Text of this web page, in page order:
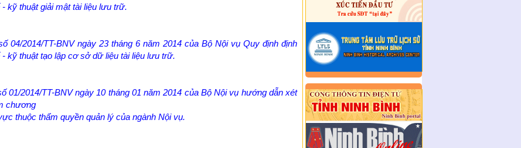
kỹ thuật giải mật tài liệu lưu trữ.
04/2014/TT-BNV ngày 23 tháng 6 năm 2014 của Bộ Nội vụ Quy định định
kỹ thuật tạo lập cơ sở dữ liệu tài liệu lưu trữ.
01/2014/TT-BNV ngày 10 tháng 01 năm 2014 của Bộ Nội vụ hướng dẫn xét
chương
thuộc thẩm quyền quản lý của ngành Nội vụ.
Công văn về tăng cường công
tác quản lý, thực hiện về các
hoạt động huấn luyện a ...
Quyết định ban hành kèm theo
Ban hành Nội quy tiếp công
dân tại trụ sở Sở Nội vụ ...